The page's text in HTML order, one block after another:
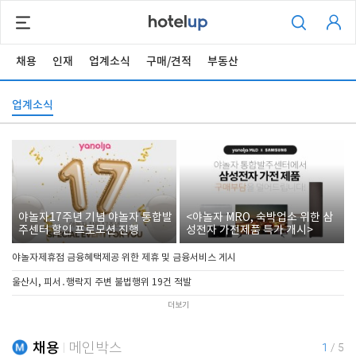
채용 인재 업계소식 구매/견적 부동산
업계소식
야놀자17주년 기념 야놀자 통합발
주센터 할인 프로모션 진행
<야놀자 MRO, 숙박업소 위한 삼
성전자 가전제품 특가 개시>
야놀자제휴점 금융혜택제공 위한 제휴 및 금융서비스 게시
울산시, 피서․행락지 주변 불법행위 19건 적발
더보기
채용 메인박스 1 / 5